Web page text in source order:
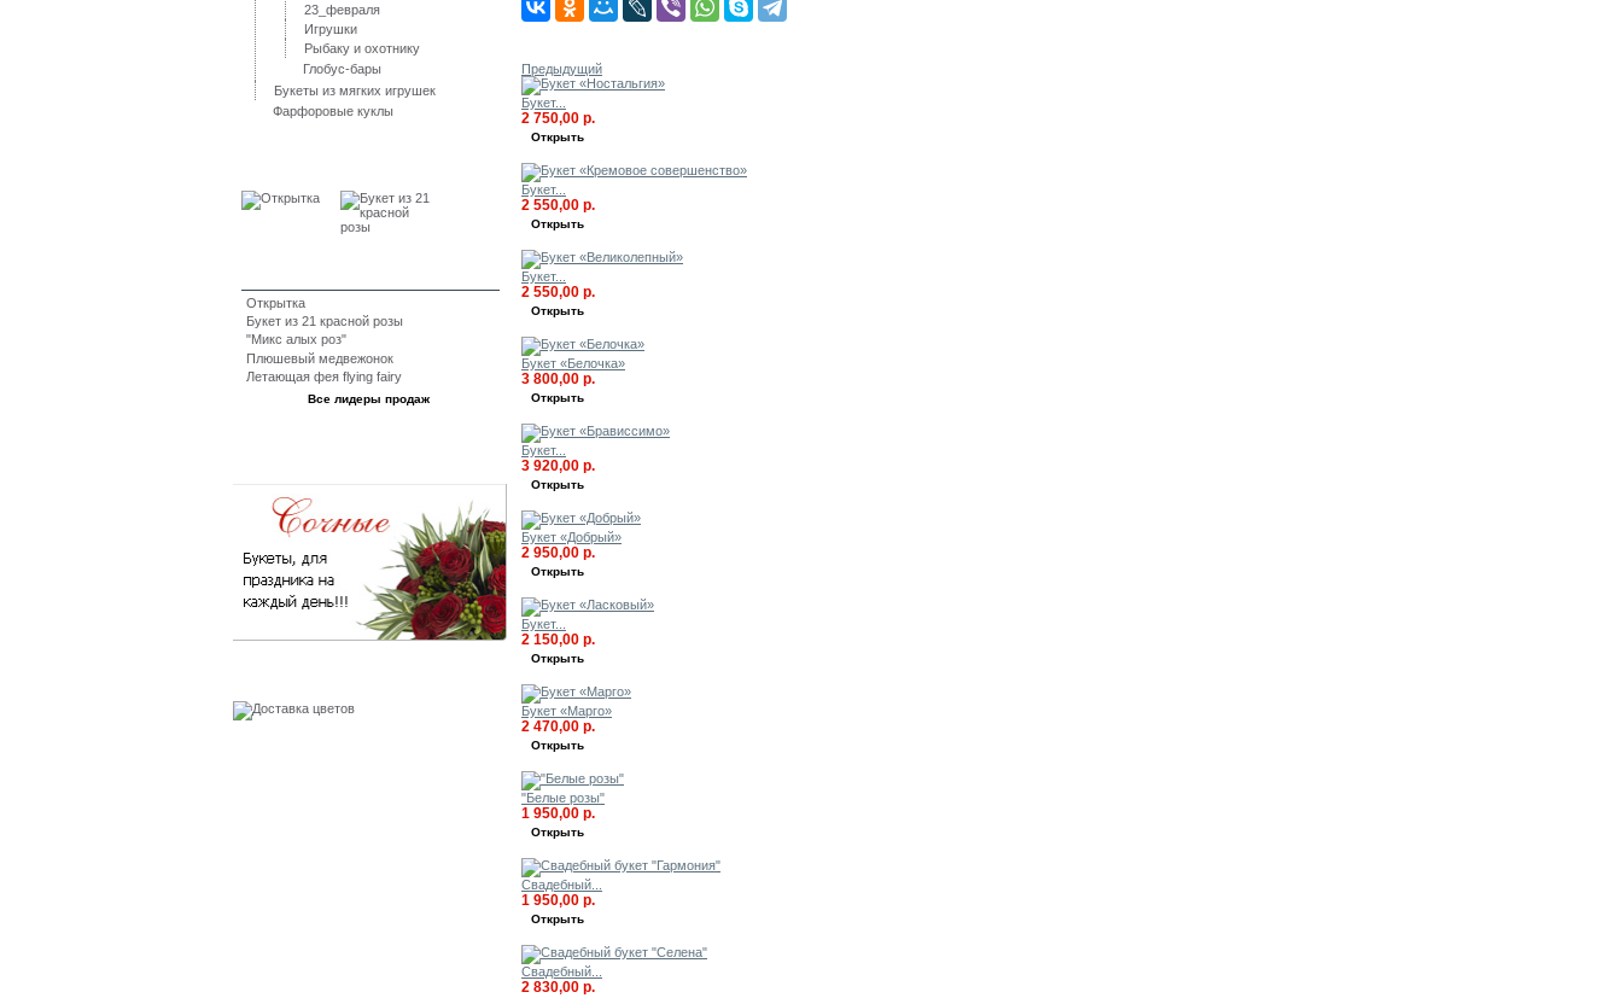
Предыдущий
Букет...
2 750,00 р.
Открыть
Букет...
2 550,00 р.
Открыть
Букет...
2 550,00 р.
Открыть
Букет «Белочка»
3 800,00 р.
Открыть
Букет...
3 920,00 р.
Открыть
Букет «Добрый»
2 950,00 р.
Открыть
Букет...
2 150,00 р.
Открыть
Букет «Марго»
2 470,00 р.
Открыть
"Белые розы"
1 950,00 р.
Открыть
Свадебный...
1 950,00 р.
Открыть
Свадебный...
2 830,00 р.
23_февраля
Игрушки
Рыбаку и охотнику
Глобус-бары
Букеты из мягких игрушек
Фарфоровые куклы
Открытка
Букет из 21 красной розы
"Микс алых роз"
Плюшевый медвежонок
Летающая фея flying fairy
Все лидеры продаж